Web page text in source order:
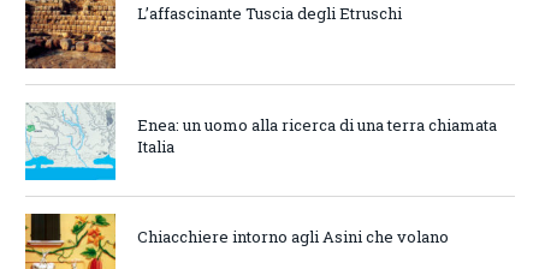
L’affascinante Tuscia degli Etruschi
Enea: un uomo alla ricerca di una terra chiamata
Italia
Chiacchiere intorno agli Asini che volano